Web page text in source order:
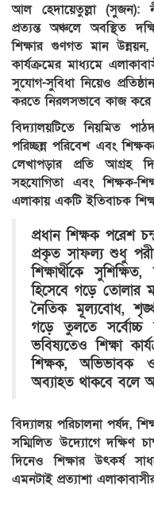
আল হেদায়েতুল্লা (সুজন):
প্রত্যন্ত অঞ্চলে অবস্থিত
শিক্ষার গুণগত মান উন্নয়ন,
কার্যক্রমের মাধ্যমে
সুযোগ-সুবিধা নিয়েও
করতে নিরলসভাবে কাজ করে
বিদ্যালয়টিতে নিয়মিত
পরিচ্ছন্ন পরিবেশ এবং
লেখাপড়ার প্রতি আগ্রহ
সহযোগিতা এবং শিক্ষক-
এলাকায় একটি ইতিবাচক
প্রধান শিক্ষক পরেশ
প্রকৃত সাফল্য শুধু
শিক্ষার্থীকে
হিসেবে গড়ে তোলার
নৈতিক মূল্যবোধ,
গড়ে তুলতে সর্বোচ্চ
ভবিষ্যতেও শিক্ষা
শিক্ষক, অভিভাবক
অব্যাহত থাকবে বলে
বিদ্যালয় পরিচালনা পর্ষদ,
সম্মিলিত উদ্যোগে দক্ষিণ
দিনেও শিক্ষার উৎকর্ষ
এমনটাই প্রত্যাশা